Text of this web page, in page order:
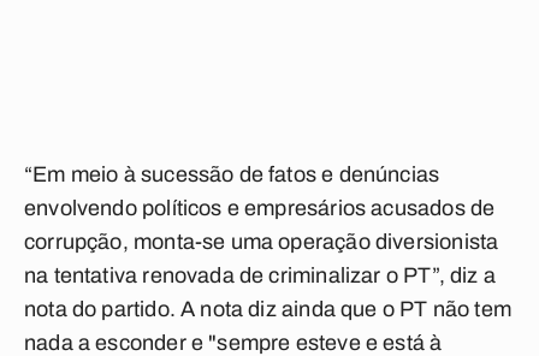
“Em meio à sucessão de fatos e denúncias
envolvendo políticos e empresários acusados de
corrupção, monta-se uma operação diversionista
na tentativa renovada de criminalizar o PT”, diz a
nota do partido. A nota diz ainda que o PT não tem
nada a esconder e "sempre esteve e está à